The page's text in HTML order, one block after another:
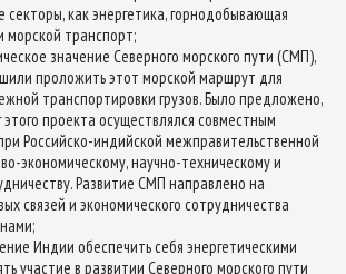
секторы, как энергетика, горнодобывающая
транспорт;
значение Северного морского пути (СМП),
проложить этот морской маршрут для
транспортировки грузов. Было предложено,
проекта осуществлялся совместным
Российско-индийской межправительственной
экономическому, научно-техническому и
Развитие СМП направлено на
связей и экономического сотрудничества
Индии обеспечить себя энергетическими
участие в развитии Северного морского пути